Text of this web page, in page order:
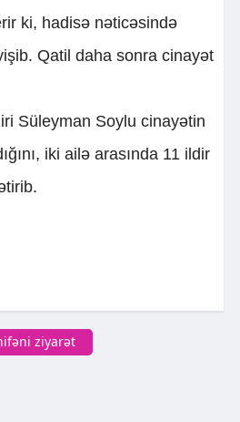
ki, hadisə nəticəsində
Qatil daha sonra cinayət
Süleyman Soylu cinayətin
iki ailə arasında 11 ildir
ziyarət